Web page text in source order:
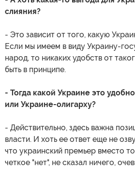
слияния?
- Это зависит от того, какую
Если мы имеем в виду Украину-
народ, то никаких удобств от
быть в принципе.
- Тогда какой Украине это
или Украине-олигарху?
- Действительно, здесь важна
власти. И хоть ее ответ еще не
что украинский премьер вместо
четкое "нет", не сказал ничего,